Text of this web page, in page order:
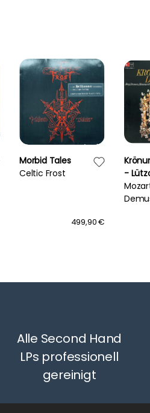
Morbid Tales
Celtic Frost
499,90 €
-
Alle Second Hand
LPs professionell
gereinigt